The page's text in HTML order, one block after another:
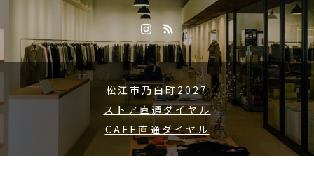
松江市乃白町2027
ストア直通ダイヤル
CAFE直通ダイヤル